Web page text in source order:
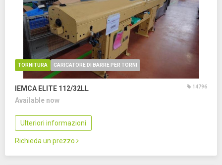
TORNITURA CARICATORE DI BARRE PER TORNI
IEMCA ELITE 112/32LL 14796
Available now
Ulteriori informazioni
Richieda un prezzo